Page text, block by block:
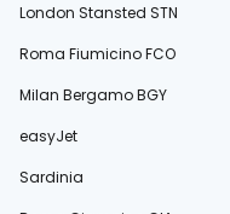
London Stansted STN
Roma Fiumicino FCO
Milan Bergamo BGY
easyJet
Sardinia